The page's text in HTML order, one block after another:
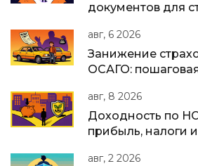
документов для
правильно
авг, 6 2026
Занижение
ОСАГО:
авг, 8 2026
Доходность по
прибыль, налоги
авг, 2 2026